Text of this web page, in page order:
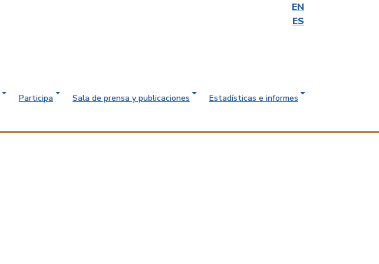
EN
ES
Participa Sala de prensa y publicaciones
Estadísticas e informes